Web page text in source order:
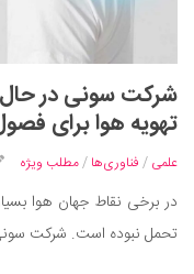
شرکت سونی در
تهویه هوا برای
علمی / فناوری‌ها /مطلب ویژه
در برخی نقاط جهان هوا
تحمل نبوده است. شرکت